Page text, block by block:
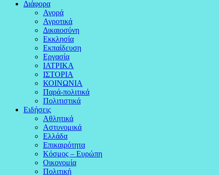
Διάφορα
Αγορά
Αγροτικά
Δικαιοσύνη
Εκκλησία
Εκπαίδευση
Εργασία
ΙΑΤΡΙΚΑ
ΙΣΤΟΡΙΑ
ΚΟΙΝΩΝΙΑ
Παρά-πολιτικά
Πολιτιστικά
Ειδήσεις
Αθλητικά
Αστυνομικά
Ελλάδα
Επικαιρότητα
Κόσμος – Ευρώπη
Οικονομία
Πολιτική